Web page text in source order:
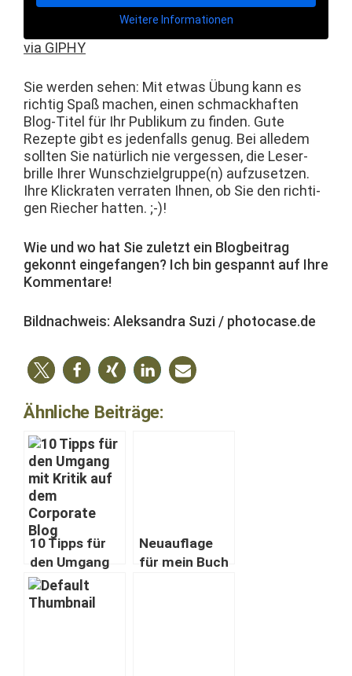
Weit­ere Infor­ma­tio­nen
via GIPHY
Sie wer­den sehen: Mit etwas Übung kann es
richtig Spaß machen, einen schmack­haften
Blog-Titel für Ihr Pub­likum zu find­en. Gute
Rezepte gibt es jeden­falls genug. Bei alle­dem
soll­ten Sie natür­lich nie vergessen, die Leser­
brille Ihrer Wunschzielgruppe(n) aufzuset­zen.
Ihre Klick­rat­en ver­rat­en Ihnen, ob Sie den richti­
gen Riech­er hatten. ;-)!
Wie und wo hat Sie zulet­zt ein Blog­beitrag
gekon­nt einge­fan­gen? Ich bin ges­pan­nt auf Ihre
Kommentare!
Bild­nach­weis: Alek­san­dra Suzi / photocase.de
Ähnliche Beiträge:
10 Tipps für
den Umgang
mit Kri­tik auf
dem Cor­po­
Neuau­flage
für mein Buch